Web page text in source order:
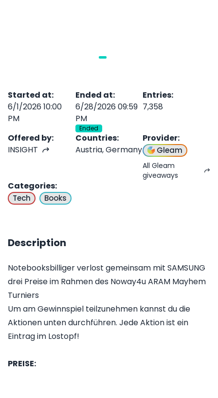
Started at:
6/1/2026 10:00
PM
Ended at:
6/28/2026 09:59
PM
Ended
Entries:
7,358
Offered by:
INSIGHT
Countries:
Austria, Germany
Provider:
Gleam
All Gleam
giveaways
Categories:
Tech Books
Description
Notebooksbilliger verlost gemeinsam mit SAMSUNG
drei Preise im Rahmen des Noway4u ARAM Mayhem
Turniers
Um am Gewinnspiel teilzunehmen kannst du die
Aktionen unten durchführen. Jede Aktion ist ein
Eintrag im Lostopf!
PREISE: